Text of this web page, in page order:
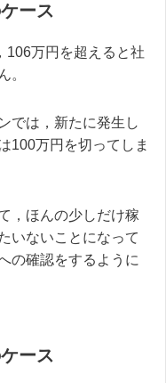
ース
106万円を超えると社
。
では，新たに発生し
100万円を切ってしま
，ほんの少しだけ稼
いないことになって
の確認をするように
ース